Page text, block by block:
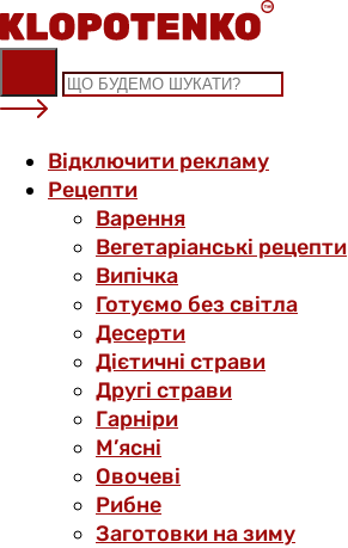
Skip
to
content
Відключити рекламу
Рецепти
Варення
Вегетаріанські рецепти
Випічка
Готуємо без світла
Десерти
Дієтичні страви
Другі страви
Гарніри
М’ясні
Овочеві
Рибне
Заготовки на зиму